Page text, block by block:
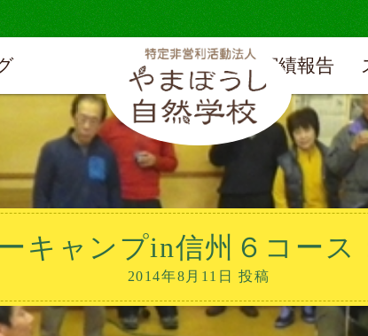
実績報告
キャンプin信州６コース
2014年8月11日 投稿